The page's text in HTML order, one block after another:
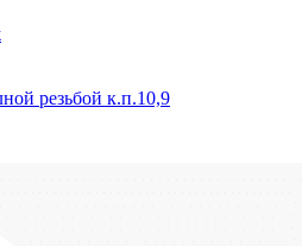
резьбой к.п.10,9